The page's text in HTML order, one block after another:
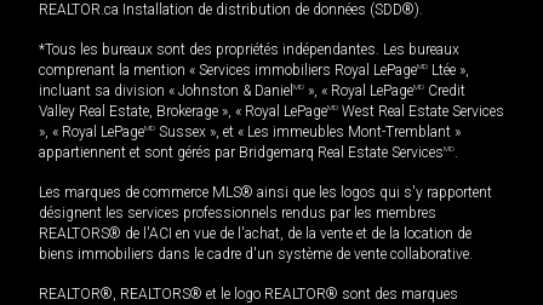
REALTOR.ca Installation de distribution de données (SDD®).
*Tous les bureaux sont des propriétés indépendantes. Les bureaux
comprenant la mention « Services immobiliers Royal LePageMD Ltée »,
incluant sa division « Johnston & Daniel MD », « Royal LePageMD Credit
Valley Real Estate, Brokerage », « Royal LePageMD West Real Estate Services
», « Royal LePageMD Sussex », et « Les immeubles Mont-Tremblant »
appartiennent et sont gérés par Bridgemarq Real Estate ServicesMD.
Les marques de commerce MLS® ainsi que les logos qui s'y rapportent
désignent les services professionnels rendus par les membres
REALTORS® de l'ACI en vue de l'achat, de la vente et de la location de
biens immobiliers dans le cadre d'un système de vente collaborative.
REALTOR®, REALTORS® et le logo REALTOR® sont des marques